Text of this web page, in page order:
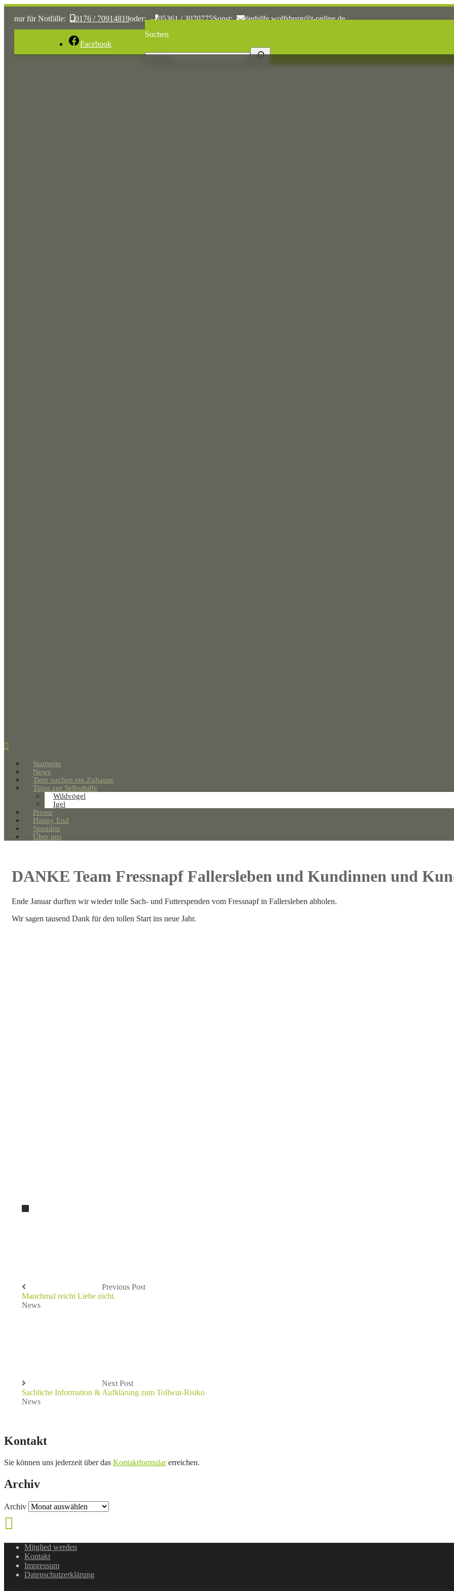
nur für Notfälle: 0176 / 70914819oder: 05361 / 3070775Sonst: tierhilfe.wolfsburg@t-online.de
Facebook
Suchen
Startseite
News
Tiere suchen ein Zuhause
Tipps zur Selbsthilfe
Wildvögel
Igel
Presse
Happy End
Spenden
Über uns
DANKE Team Fressnapf Fallersleben und Kundinnen und
Ende Januar durften wir wieder tolle Sach- und Futterspenden vom Fressnapf in Fallersleben abholen.
Wir sagen tausend Dank für den tollen Start ins neue Jahr.
Previous Post
Manchmal reicht Liebe nicht.
News
Next Post
Sachliche Information & Aufklärung zum Tollwut-Risiko
News
Kontakt
Sie können uns jederzeit über das Kontaktformularerreichen.
Archiv
Archiv
Mitglied werden
Kontakt
Impressum
Datenschutzerklärung